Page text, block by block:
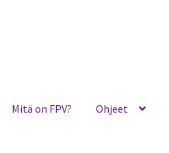
Mitä on FPV? Ohjeet